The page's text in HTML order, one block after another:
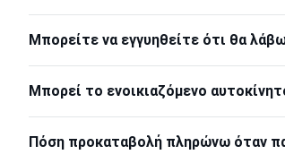
Μπορείτε να εγγυηθείτε ότι θα
Μπορεί το ενοικιαζόμενο
Πόση προκαταβολή πληρώνω όταν